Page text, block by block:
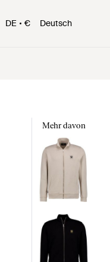
DE € Deutsch
Mehr davon